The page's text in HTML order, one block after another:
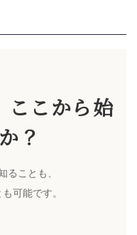
ここから始
？
ことも、
可能です。